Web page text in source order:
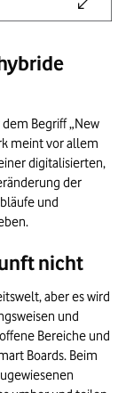
Begriff „New
meint vor allem
digitalisierten,
der
und
nicht
aber es wird
und
Bereiche und
Boards. Beim